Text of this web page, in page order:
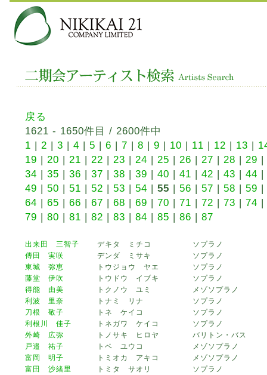
戻る
1621 - 1650件目 / 2600件中
1 | 2 | 3 | 4 | 5 | 6 | 7 | 8 | 9 | 10 | 11 | 12 | 13 |
19 | 20 | 21 | 22 | 23 | 24 | 25 | 26 | 27 | 28 | 29 |
34 | 35 | 36 | 37 | 38 | 39 | 40 | 41 | 42 | 43 | 44 |
49 | 50 | 51 | 52 | 53 | 54 | 55 | 56 | 57 | 58 | 59 |
64 | 65 | 66 | 67 | 68 | 69 | 70 | 71 | 72 | 73 | 74 |
79 | 80 | 81 | 82 | 83 | 84 | 85 | 86 | 87
出来田 三智子 デキタ ミチコ
ソプラノ
傳田 実咲
デンダ ミサキ
ソプラノ
東城 弥恵
トウジョウ ヤエ
ソプラノ
藤堂 伊吹
トウドウ イブキ
ソプラノ
得能 由美
トクノウ ユミ
メゾソプラノ
利波 里奈
トナミ リナ
ソプラノ
刀根 敬子
トネ ケイコ
ソプラノ
利根川 佳子
トネガワ ケイコ
ソプラノ
外崎 広弥
トノサキ ヒロヤ
バリトン・バス
戸邉 祐子
トベ ユウコ
メゾソプラノ
富岡 明子
トミオカ アキコ
メゾソプラノ
富田 沙緒里
トミタ サオリ
ソプラノ